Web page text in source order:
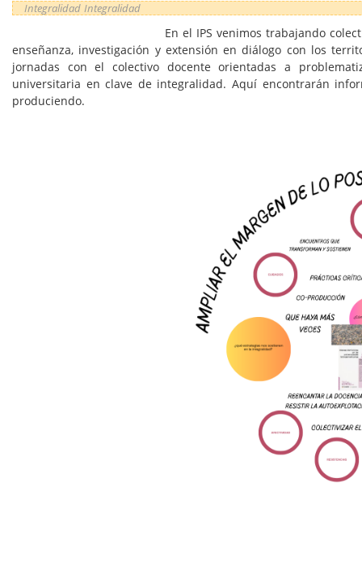
Integralidad Integralidad
En el IPS venimos trabajando
enseñanza, investigación y extensión en diálogo con los
jornadas con el colectivo docente orientadas a
universitaria en clave de integralidad. Aquí encontrarán
produciendo.